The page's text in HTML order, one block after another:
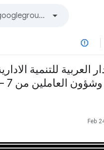
العربية للتنمية
7 – 11 مـــــــــارس ( بالقاهرة) وتنفذ اون لاين من خلال برنامج زوووم
Feb